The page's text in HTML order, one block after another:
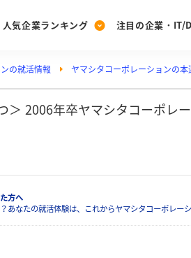
[27卒] 本選考体験
人気企業ランキング
る
みんなのDX企業就
注目の企業・IT/
界・企業研究
の就活情報 ヤマシタコーポレーションの
＞ 2006年卒ヤマシタコーポレ
方へ
あなたの就活体験は、これからヤマシタコーポレー